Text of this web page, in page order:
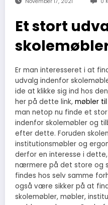
Et stort
Er man interesseret i at
udvalg indenfor
ide at klikke sig ind hos
her på dette link, møbler
man netop nu finde et
indenfor skolemøbler og
efter dette. Foruden
institutionsmøbler og
derfor en interesse i
nærmere på det store og
findes hos selv samme
også være sikker på at
skolemøbler, møbler,